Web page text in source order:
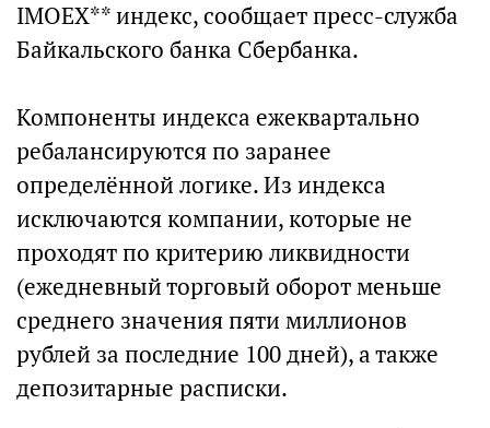
IMOEX** индекс, сообщает пресс-служба
Байкальского банка Сбербанка.
Компоненты индекса ежеквартально
ребалансируются по заранее
определённой логике. Из индекса
исключаются компании, которые не
проходят по критерию ликвидности
(ежедневный торговый оборот меньше
среднего значения пяти миллионов
рублей за последние 100 дней), а также
депозитарные расписки.